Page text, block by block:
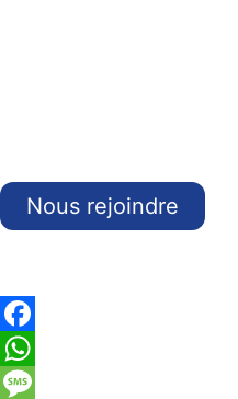
Nous rejoindre
Facebook
WhatsApp